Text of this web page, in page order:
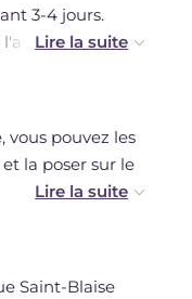
3-4 jours.
vous
au
au
vous pouvez les
la poser sur le
ml de liqueur
Saint-Blaise